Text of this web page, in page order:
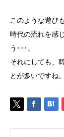
このような遊び
時代の流れを感
う･･･。
それにしても、
とが多いですね。